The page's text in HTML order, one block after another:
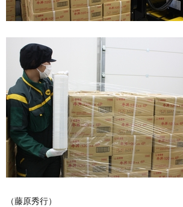
（藤原秀行）